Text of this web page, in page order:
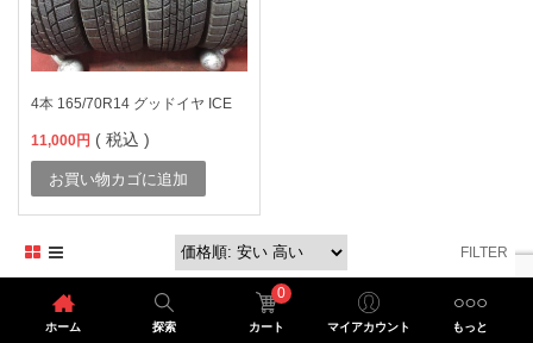
4本 165/70R14 グッドイヤ ICE
11,000円 ( 税込 )
お買い物カゴに追加
FILTER
ホーム 探索
0
カート マイアカウント もっと